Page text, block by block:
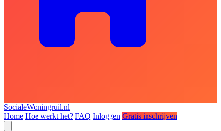
SocialeWoningruil.nl
Home Hoe werkt het? FAQ Inloggen Gratis inschrijven